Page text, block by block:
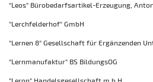
"Leos" Bürobedarfsartikel-Erzeugung,
"Lerchfelderhof" GmbH
"Lernen 8" Gesellschaft für Ergänzenden
"Lernmanufaktur" BS BildungsOG
"Leron" Handelsgesellschaft m.b.H.